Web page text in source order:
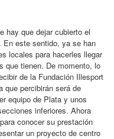
hay que dejar cubierto el
En este sentido, ya se han
locales para hacerles llegar
que tienen. De momento, lo
de la Fundación Illesport
que percibirán será de
equipo de Plata y unos
inferiores. Ahora
conocer su prestación
un proyecto de centro